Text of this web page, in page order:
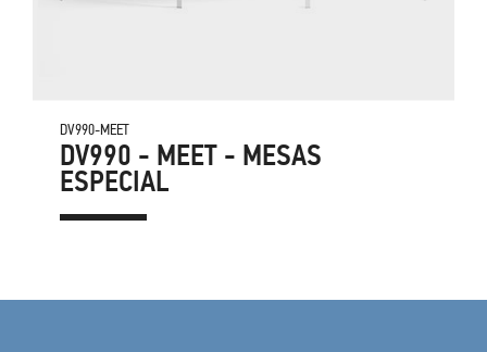
DV990-MEET
DV990 - MEET - MESAS
ESPECIAL